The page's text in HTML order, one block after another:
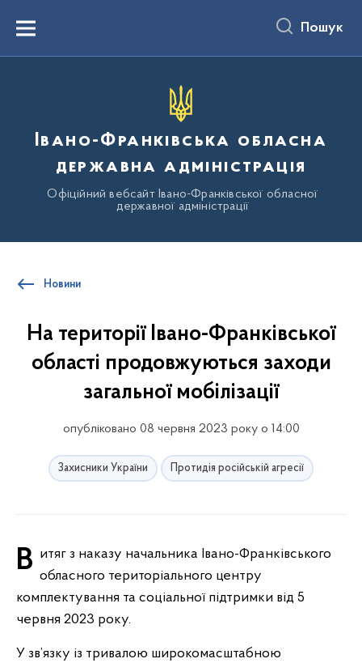
вмістуMenu Пошук
Івано-Франківська обласна
державна адміністрація
Офіційний вебсайт Івано-Франківської обласної
державної адміністрації
Новини
На території Івано-Франківської
області продовжуються заходи
загальної мобілізації
опубліковано 08 червня 2023 року о 14:00
Захисники України Протидія російській агресії
Витяг з наказу начальника Івано-Франківського обласного територіального центру
комплектування та соціальної підтримки від 5
червня 2023 року.
У зв’язку із тривалою широкомасштабною